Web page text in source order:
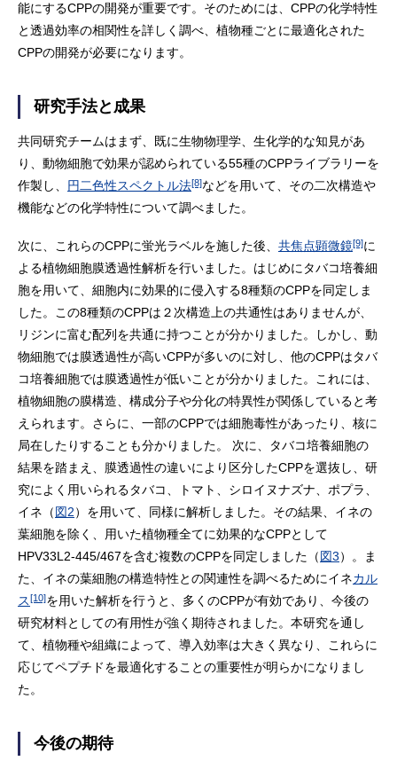
能にするCPPの開発が重要です。そのためには、CPPの化学特性
と透過効率の相関性を詳しく調べ、植物種ごとに最適化された
CPPの開発が必要になります。
研究手法と成果
共同研究チームはまず、既に生物物理学、生化学的な知見があ
り、動物細胞で効果が認められている55種のCPPライブラリーを
作製し、 円二色性スペクトル法[8]などを用いて、その二次構造や
機能などの化学特性について調べました。
次に、これらのCPPに蛍光ラベルを施した後、 共焦点顕微鏡[9]に
よる植物細胞膜透過性解析を行いました。はじめにタバコ培養細
胞を用いて、細胞内に効果的に侵入する8種類のCPPを同定しま
した。この8種類のCPPは２次構造上の共通性はありませんが、
リジンに富む配列を共通に持つことが分かりました。しかし、動
物細胞では膜透過性が高いCPPが多いのに対し、他のCPPはタバ
コ培養細胞では膜透過性が低いことが分かりました。これには、
植物細胞の膜構造、構成分子や分化の特異性が関係していると考
えられます。さらに、一部のCPPでは細胞毒性があったり、核に
局在したりすることも分かりました。 次に、タバコ培養細胞の
結果を踏まえ、膜透過性の違いにより区分したCPPを選抜し、研
究によく用いられるタバコ、トマト、シロイヌナズナ、ポプラ、
イネ（図2）を用いて、同様に解析しました。その結果、イネの
葉細胞を除く、用いた植物種全てに効果的なCPPとして
HPV33L2-445/467を含む複数のCPPを同定しました（図3）。ま
た、イネの葉細胞の構造特性との関連性を調べるためにイネカル
ス [10]を用いた解析を行うと、多くのCPPが有効であり、今後の
研究材料としての有用性が強く期待されました。本研究を通し
て、植物種や組織によって、導入効率は大きく異なり、これらに
応じてペプチドを最適化することの重要性が明らかになりまし
た。
今後の期待